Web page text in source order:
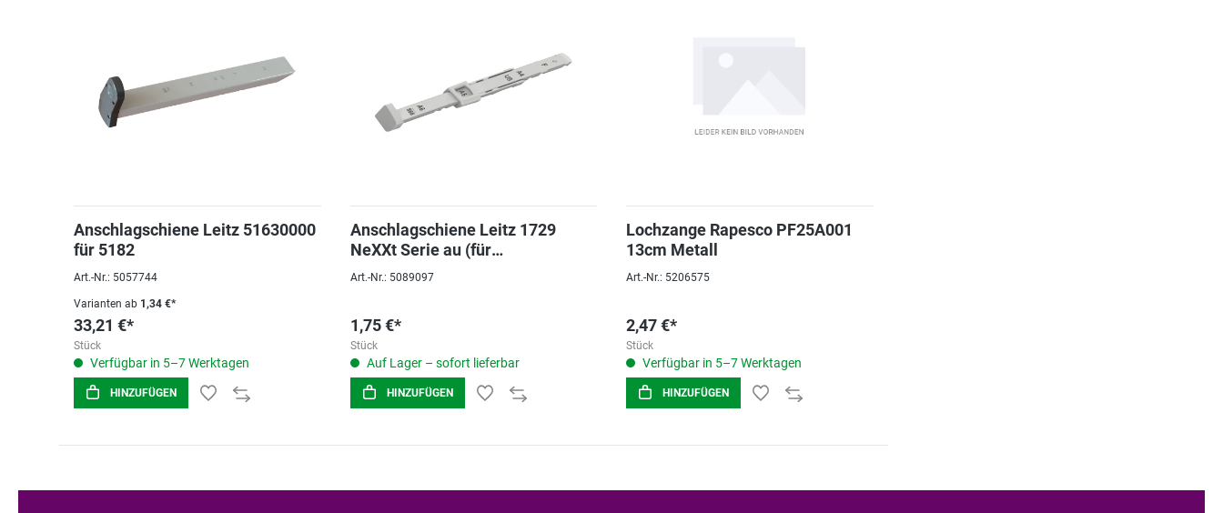
Anschlagschiene Leitz 51630000
für 5182
Art.-Nr.: 5057744
Varianten ab 1,34 €*
33,21 €*
Stück
Verfügbar in 5–7 Werktagen
HINZUFÜGEN
Anschlagschiene Leitz 1729
NeXXt Serie au (für
5058,5038,5005,5008,5138)
Art.-Nr.: 5089097
1,75 €*
Stück
Auf Lager – sofort lieferbar
HINZUFÜGEN
Lochzange Rapesco PF25A001
13cm Metall
Art.-Nr.: 5206575
2,47 €*
Stück
Verfügbar in 5–7 Werktagen
HINZUFÜGEN